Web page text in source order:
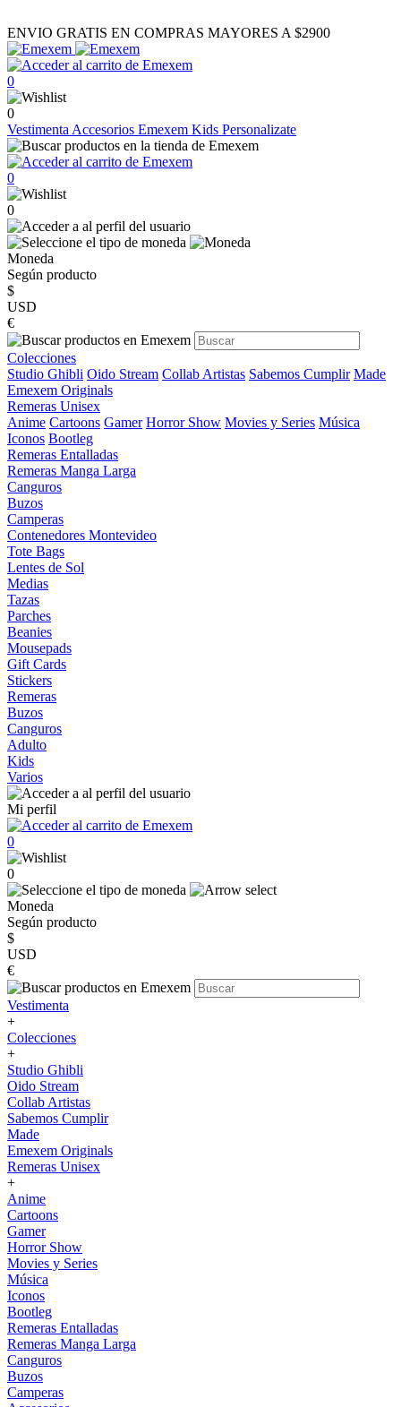
ENVIO GRATIS EN COMPRAS MAYORES A $2900
0
0
Vestimenta Accesorios Emexem Kids Personalizate
0
0
Moneda
Según producto
$
USD
€
Colecciones
Studio Ghibli Oido Stream Collab Artistas Sabemos Cumplir Made
Emexem Originals
Remeras Unisex
Anime Cartoons Gamer Horror Show Movies y Series Música
Iconos Bootleg
Remeras Entalladas
Remeras Manga Larga
Canguros
Buzos
Camperas
Contenedores Montevideo
Tote Bags
Lentes de Sol
Medias
Tazas
Parches
Beanies
Mousepads
Gift Cards
Stickers
Remeras
Buzos
Canguros
Adulto
Kids
Varios
Mi perfil
0
0
Moneda
Según producto
$
USD
€
Vestimenta
+
Colecciones
+
Studio Ghibli
Oido Stream
Collab Artistas
Sabemos Cumplir
Made
Emexem Originals
Remeras Unisex
+
Anime
Cartoons
Gamer
Horror Show
Movies y Series
Música
Iconos
Bootleg
Remeras Entalladas
Remeras Manga Larga
Canguros
Buzos
Camperas